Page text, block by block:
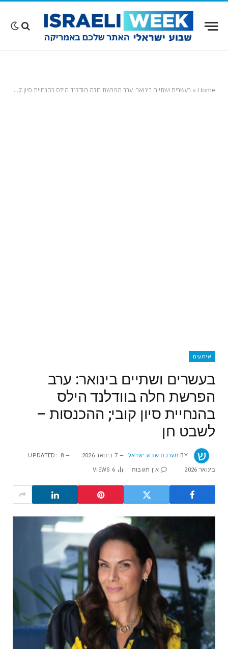
Home
» בעשרים ושתיים בינואר: ערב‭ ‬הפרשת‭ ‬חלה‭ ‬בוודלנד‭ ‬הילס‭ ‬בהנחיית‭ ‬סיון‭ ‬קובי; ההכנסות – לשבט חן
אירועים
‬הפרשת‭ ‬חלה‭ ‬בוודלנד‭ ‬הילס‭
‬בהנחיית‭ ‬סיון‭ ‬קובי; ההכנסות –
לשבט חן
BY מערכת שבוע ישראלי 7 בינואר 2026 UPDATED: 8
בינואר 2026 אין תגובות 6
VIEWS